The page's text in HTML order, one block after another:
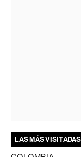
LAS MÁS VISITADAS